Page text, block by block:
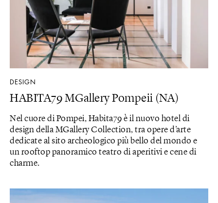
DESIGN
HABITA79 MGallery Pompeii (NA)
Nel cuore di Pompei, Habita79 è il nuovo hotel di
design della MGallery Collection, tra opere d’arte
dedicate al sito archeologico più bello del mondo e
un rooftop panoramico teatro di aperitivi e cene di
charme.